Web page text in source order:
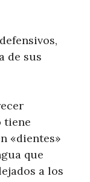
de sus
tiene
«dientes»
que
a los